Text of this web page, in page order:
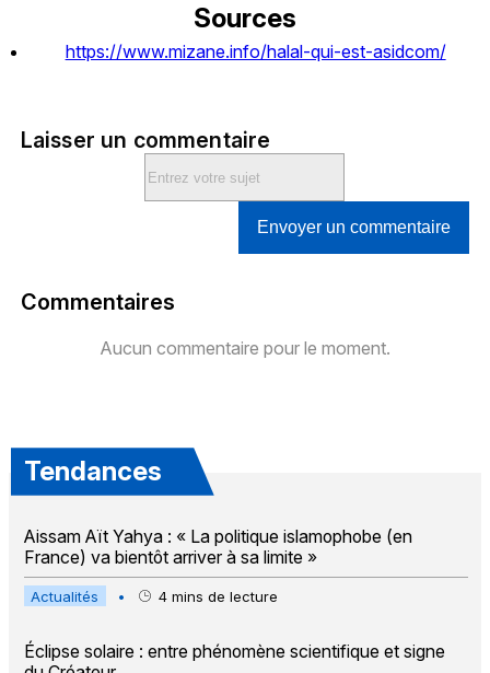
Sources
https://www.mizane.info/halal-qui-est-asidcom/
Laisser un commentaire
Envoyer un commentaire
Commentaires
Aucun commentaire pour le moment.
Tendances
Aissam Aït Yahya : « La politique islamophobe (en
France) va bientôt arriver à sa limite »
Actualités • 4 mins de lecture
Éclipse solaire : entre phénomène scientifique et signe